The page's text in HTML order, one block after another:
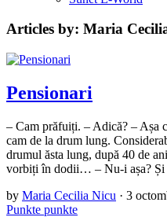
Articles by: Maria
Pensionari
– Cam prăfuiți. – Adică? – Așa
cam de la drum lung.
drumul ăsta lung, după 40 de
vorbiți în dodii… – Nu-i așa?
by Maria Cecilia Nicu · 3
Punkte punkte